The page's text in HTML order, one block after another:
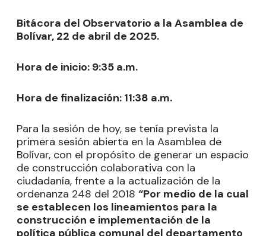
Bitácora del Observatorio a la Asamblea de
Bolívar, 22 de abril de 2025.
Hora de inicio: 9:35 a.m.
Hora de finalización: 11:38 a.m.
Para la sesión de hoy, se tenía prevista la
primera sesión abierta en la Asamblea de
Bolívar, con el propósito de generar un espacio
de construcción colaborativa con la
ciudadanía, frente a la actualización de la
ordenanza 248 del 2018 “Por medio de la cual
se establecen los lineamientos para la
construcción e implementación de la
política pública comunal del departamento